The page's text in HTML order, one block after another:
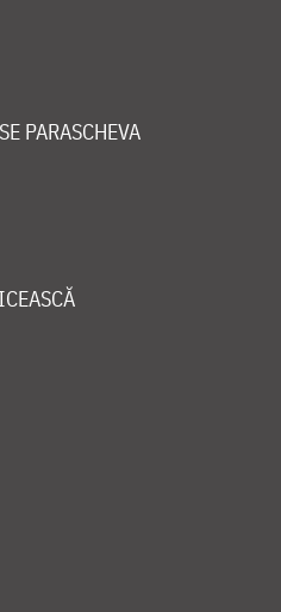
PARASCHEVA